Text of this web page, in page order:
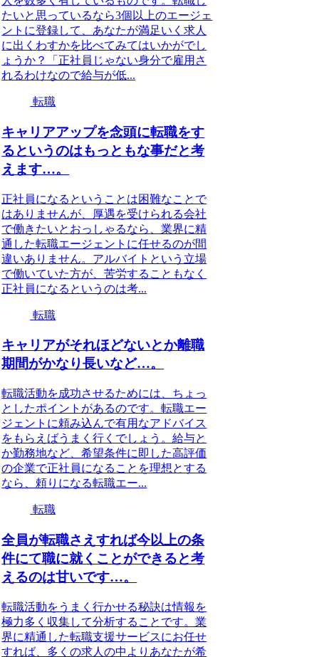
たいと思っているなら3個以上のエージェ
ントに登録して、あなたが満足いく求人
に出くわすかを比べてみてはいかがでし
ょうか？「正社員じゃない身分で雇用さ
れるわけなので給与が低...
転職
キャリアアップを念頭に転職をす
るというのはもっともな事だと考
えます…。
正社員になるということは困難なことで
はありませんが、厚遇を受けられる会社
で働きたいとおっしゃるなら、業界に精
通した転職エージェントに任せるのが間
違いありません。アルバイトという立場
で働いていた方が、苦労することもなく
正社員になるというのは考...
転職
キャリアがそれほどないとか離職
期間がかなり長いなど…。
転職活動を成功させるためには、ちょっ
としたポイントがあるのです。転職エー
ジェントに頼み込んで有用なアドバイス
をもらえばうまく行くでしょう。給与と
か勤務地など、希望条件に即した高評価
の企業で正社員になることを理想とする
なら、頼りになる転職エー...
転職
全員が転職さえすれば今以上の条
件にて職に就くことができると考
えるのは甘いです…。
転職活動をうまく行かせる秘訣は情報を
極力多く収集して分析することです。業
界に精通した転職支援サービスにお任せ
すれば、多くの求人の中よりあなたが希